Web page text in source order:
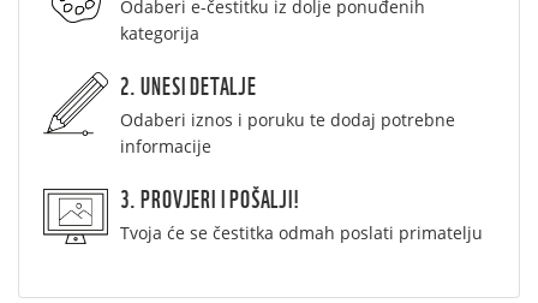
Odaberi e-čestitku iz dolje ponuđenih
kategorija
2. UNESI DETALJE
Odaberi iznos i poruku te dodaj potrebne
informacije
3. PROVJERI I POŠALJI!
Tvoja će se čestitka odmah poslati primatelju